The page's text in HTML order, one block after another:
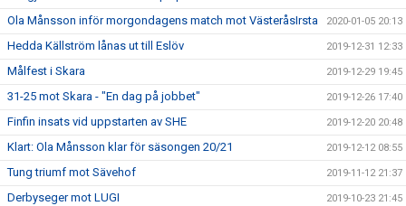
Ola Månsson inför morgondagens match mot VästeråsIrsta 2020-01-05 20:13
Hedda Källström lånas ut till Eslöv 2019-12-31 12:33
Målfest i Skara 2019-12-29 19:45
31-25 mot Skara - "En dag på jobbet" 2019-12-26 17:40
Finfin insats vid uppstarten av SHE 2019-12-20 20:48
Klart: Ola Månsson klar för säsongen 20/21 2019-12-12 08:55
Tung triumf mot Sävehof 2019-11-12 21:37
Derbyseger mot LUGI 2019-10-23 21:45